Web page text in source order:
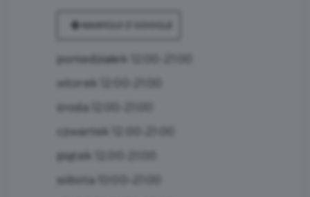
poniedziałek 12:00-21:00
wtorek 12:00-21:00
środa 12:00-21:00
czwartek 12:00-21:00
piątek 12:00-21:00
sobota 10:00–21:00